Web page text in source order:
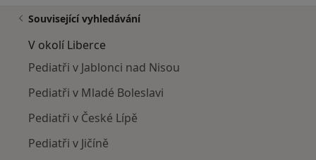
Související vyhledávání
V okolí Liberce
Pediatři v Jablonci nad Nisou
Pediatři v Mladé Boleslavi
Pediatři v České Lípě
Pediatři v Jičíně